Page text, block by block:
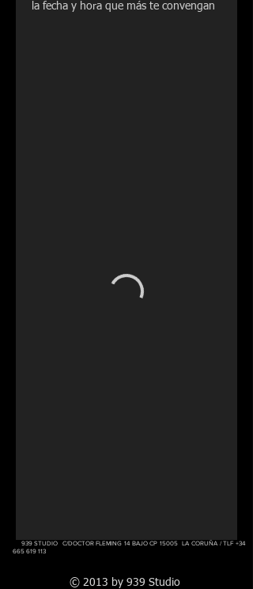
la fecha y hora que más te convengan
939 STUDIO C/DOCTOR FLEMING 14 BAJO CP 15005 LA CORUÑA / TLF +34
665 619 113
© 2013 by 939 Studio